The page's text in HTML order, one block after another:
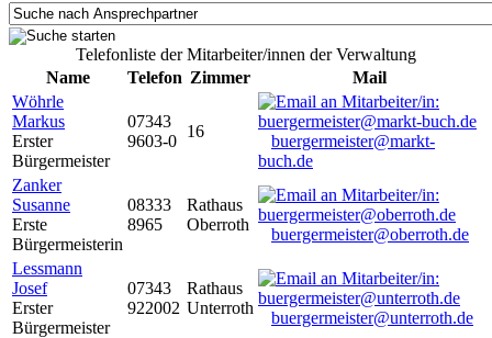
Telefonliste der Mitarbeiter/innen der Verwaltung
Name
Telefon Zimmer
Mail
Wöhrle
Markus
Erster
Bürgermeister
07343
9603-0
16
buergermeister@markt-
buch.de
Zanker
Susanne
Erste
Bürgermeisterin
08333
8965
Rathaus
Oberroth
buergermeister@oberroth.de
Lessmann
Josef
Erster
Bürgermeister
07343
922002
Rathaus
Unterroth
buergermeister@unterroth.de